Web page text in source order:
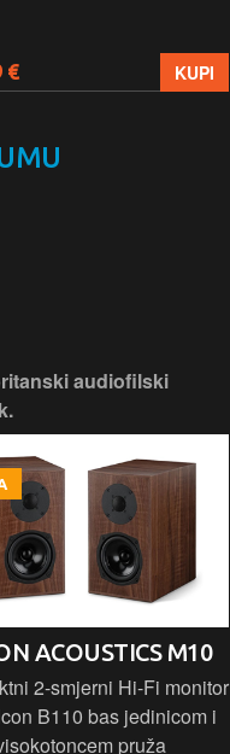
€ KUPI
audiofilski
ACOUSTICS M10
2-smjerni Hi-Fi monitor
B110 bas jedinicom i
pruža